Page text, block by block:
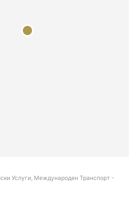
Услуги, Международен Транспорт -